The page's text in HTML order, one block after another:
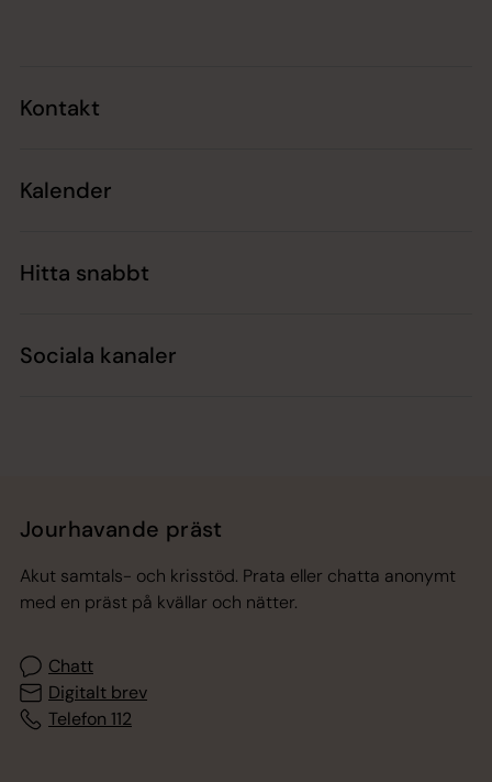
Kontakt
Kalender
Hitta snabbt
Sociala kanaler
Jourhavande präst
Akut samtals- och krisstöd. Prata eller chatta anonymt
med en präst på kvällar och nätter.
Chatt
Digitalt brev
Telefon 112